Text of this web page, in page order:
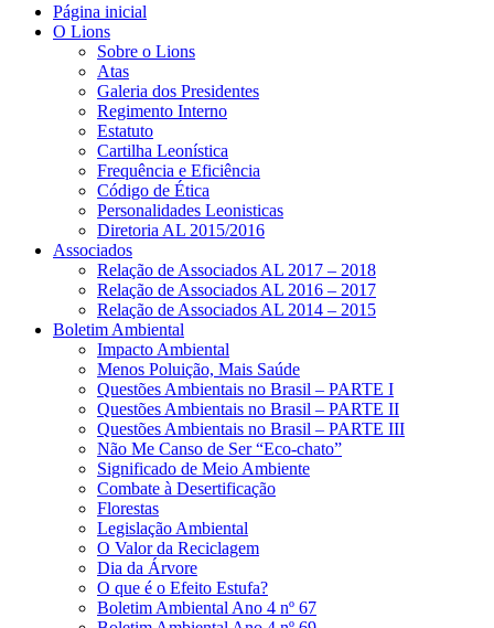
Página inicial
O Lions
Sobre o Lions
Atas
Galeria dos Presidentes
Regimento Interno
Estatuto
Cartilha Leonística
Frequência e Eficiência
Código de Ética
Personalidades Leonisticas
Diretoria AL 2015/2016
Associados
Relação de Associados AL 2017 – 2018
Relação de Associados AL 2016 – 2017
Relação de Associados AL 2014 – 2015
Boletim Ambiental
Impacto Ambiental
Menos Poluição, Mais Saúde
Questões Ambientais no Brasil – PARTE I
Questões Ambientais no Brasil – PARTE II
Questões Ambientais no Brasil – PARTE III
Não Me Canso de Ser “Eco-chato”
Significado de Meio Ambiente
Combate à Desertificação
Florestas
Legislação Ambiental
O Valor da Reciclagem
Dia da Árvore
O que é o Efeito Estufa?
Boletim Ambiental Ano 4 nº 67